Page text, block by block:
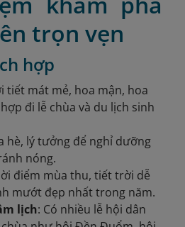
trọn vẹn
hợp
tiết mát mẻ, hoa mận, hoa
đi lễ chùa và du lịch sinh
hè, lý tưởng để nghỉ dưỡng
nóng.
điểm mùa thu, tiết trời dễ
mướt đẹp nhất trong năm.
lịch: Có nhiều lễ hội dân